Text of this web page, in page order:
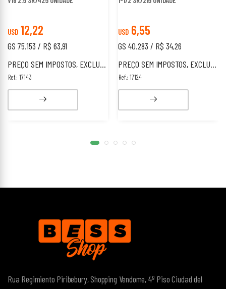
USD 12,22
GS 75.153 / R$ 63,91
PREÇO SEM IMPOSTOS, EXCLUSIVO PARA ESTRANGEIROS.
Ref.: 17143
USD 6,55
GS 40.283 / R$ 34,26
PREÇO SEM IMPOSTOS, EXCLUSIVO PARA ESTRANGEIROS.
Ref.: 17124
Rua Regimiento Piribebury, Shopping Vendome, 4º PisoCiudad del